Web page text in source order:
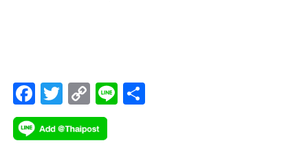
F
ac
e
T
wi
tt
C
o
p
Li